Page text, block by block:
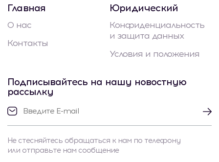
Главная
О нас
Контакты
Юридический
Конфиденциальность
и защита данных
Условия и положения
Подписывайтесь на нашу новостную
рассылку
Не стесняйтесь обращаться к нам по телефону
или отправьте нам сообщение